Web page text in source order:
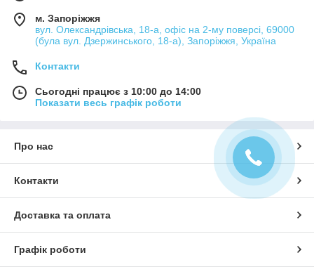
м. Запоріжжя
вул. Олександрівська, 18-а, офіс на 2-му поверсі, 69000
(була вул. Дзержинського, 18-а), Запоріжжя, Україна
Контакти
Сьогодні працює з 10:00 до 14:00
Показати весь графік роботи
Про нас
Контакти
Доставка та оплата
Графік роботи